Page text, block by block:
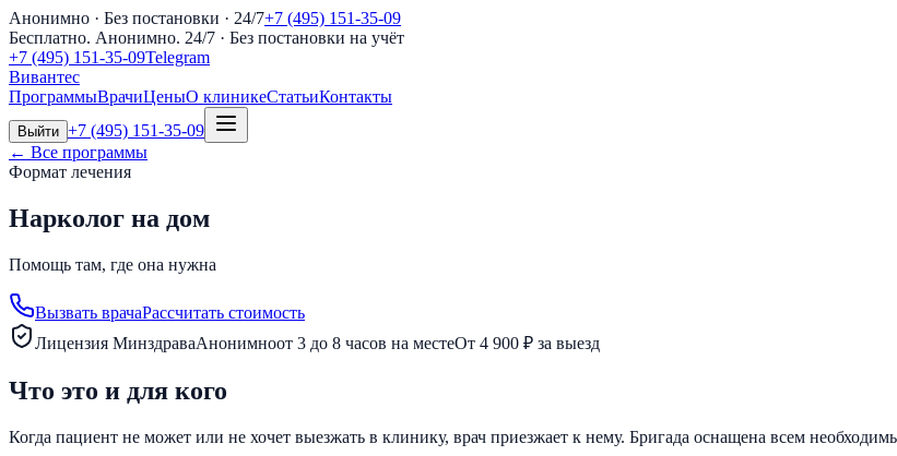
Анонимно · Без постановки · 24/7+7 (495) 151-35-09
Бесплатно. Анонимно. 24/7 · Без постановки на учёт
+7 (495) 151-35-09Telegram
Вивантес
ПрограммыВрачиЦеныО клиникеСтатьиКонтакты
Выйти +7 (495) 151-35-09
← Все программы
Формат лечения
Нарколог на дом
Помощь там, где она нужна
Вызвать врачаРассчитать стоимость
Лицензия МинздраваАнонимноот 3 до 8 часов на местеОт 4 900 ₽ за выезд
Что это и для кого
Когда пациент не может или не хочет выезжать в клинику, врач приезжает к нему. Бригада оснащена всем